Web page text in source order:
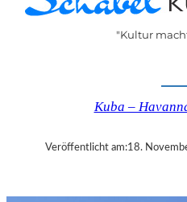
"Kultur
Kuba –
Veröffentlicht am:18.